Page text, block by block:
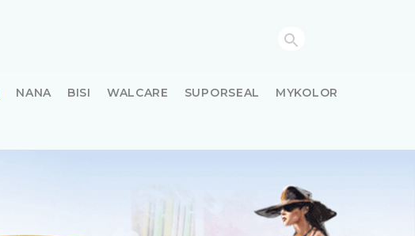
NANA BISI WALCARE SUPORSEAL MYKOLOR